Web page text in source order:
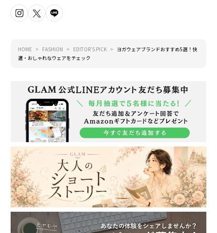
HOME FASHION EDITOR'S PICK
ヨガウェアブランドおすすめ5選！快
適・おしゃれなウェアをチェック